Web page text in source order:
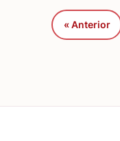
« Anterior